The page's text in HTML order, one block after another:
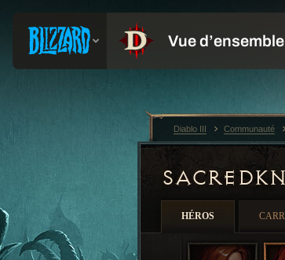
HÉROS
Diablo III Communauté